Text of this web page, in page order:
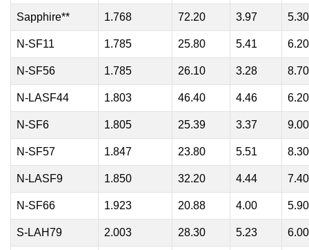
Sapphire** 1.768 72.20 3.97 5.30
N-SF11 1.785 25.80 5.41 6.20
N-SF56 1.785 26.10 3.28 8.70
N-LASF44 1.803 46.40 4.46 6.20
N-SF6 1.805 25.39 3.37 9.00
N-SF57 1.847 23.80 5.51 8.30
N-LASF9 1.850 32.20 4.44 7.40
N-SF66 1.923 20.88 4.00 5.90
S-LAH79 2.003 28.30 5.23 6.00